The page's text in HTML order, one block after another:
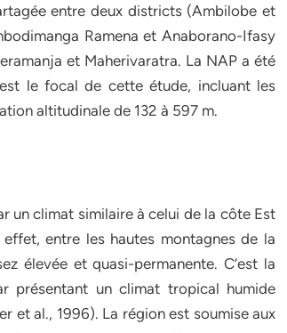
entre deux districts (Ambilobe et
Ramena et Anaborano-Ifasy
et Maherivaratra. La NAP a été
le focal de cette étude, incluant les
altitudinale de 132 à 597 m.
un climat similaire à celui de la côte Est
entre les hautes montagnes de la
élevée et quasi-permanente. C’est la
présentant un climat tropical humide
et al., 1996). La région est soumise aux